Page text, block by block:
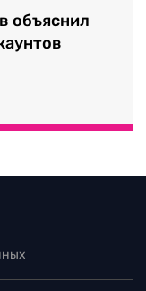
объяснил